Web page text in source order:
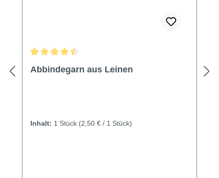
Durchschnittliche Bewertung von 4.61 von 5 Sternen
Abbindegarn aus Leinen
Inhalt: 1 Stück (2,50 € / 1 Stück)